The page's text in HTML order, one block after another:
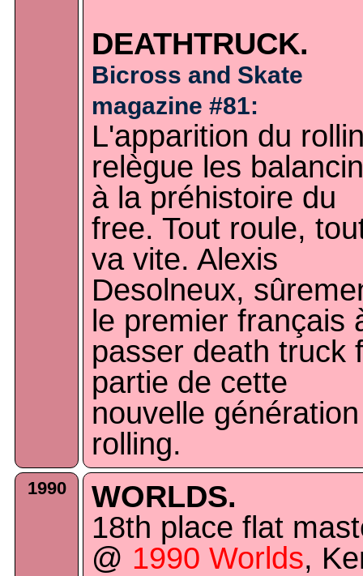
DEATHTRUCK.
Bicross and Skate
magazine #81:
L'apparition du
relègue les
à la préhistoire du
free. Tout roule,
va vite. Alexis
Desolneux,
le premier français
passer death truck
partie de cette
nouvelle génération
rolling.
1990
WORLDS.
18th place flat
@ 1990 Worlds,